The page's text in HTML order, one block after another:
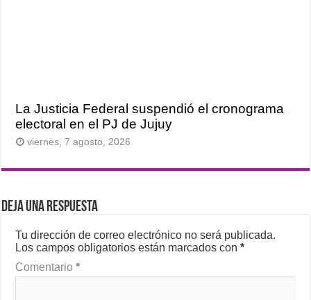
La Justicia Federal suspendió el cronograma
electoral en el PJ de Jujuy
viernes, 7 agosto, 2026
Deja una respuesta
Tu dirección de correo electrónico no será publicada.
Los campos obligatorios están marcados con*
Comentario*